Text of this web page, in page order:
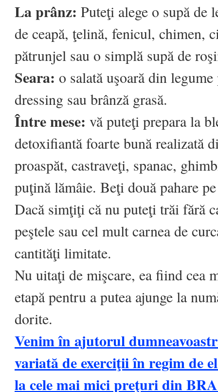
La prânz: Puteţi alege o supă de
de ceapă, ţelină, fenicul, chimen,
pătrunjel sau o simplă supă de
Seara: o salată uşoară din
dressing sau brânză grasă.
Între mese: vă puteţi prepara la
detoxifiantă foarte bună realizată
proaspăt, castraveţi, spanac,
puţină lămâie. Beţi două pahare
Dacă simţiţi că nu puteţi trăi fără
peştele sau cel mult carnea de
cantităţi limitate.
Nu uitaţi de mişcare, ea fiind cea
etapă pentru a putea ajunge la
dorite.
Venim în ajutorul
variată de exerciţii în regim de
la cele mai mici preţuri din